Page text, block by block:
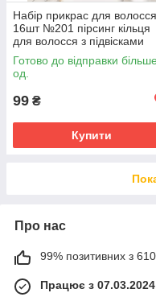
Набір прикрас для волосся
16шт №201 пірсинг кільця
для волосся з підвісками
Готово до відправки
од.
99 ₴
Купити
Про нас
99% позитивних з 610
Працює з 07.03.2024